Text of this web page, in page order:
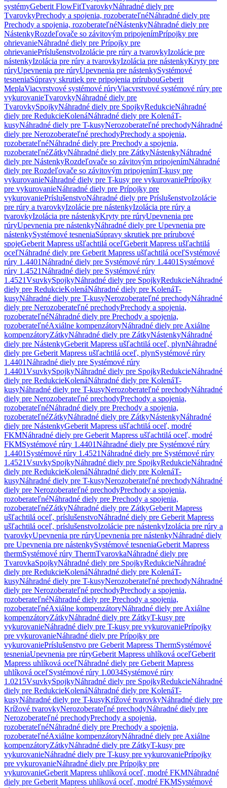
systémyGeberit FlowFitTvarovkyNáhradné diely pre
TvarovkyPrechody a spojenia, rozoberateľnéNáhradné diely pre
Prechody a spojenia, rozoberateľnéNástenkyNáhradné diely pre
NástenkyRozdeľovače so závitovým pripojenímPrípojky pre
ohrievanieNáhradné diely pre Prípojky pre
ohrievaniePríslušenstvoIzolácie pre rúry a tvarovkyIzolácie pre
nástenkyIzolácia pre rúry a tvarovkyIzolácia pre nástenkyKryty pre
rúryUpevnenia pre rúryUpevnenia pre nástenkySystémové
tesneniaSúpravy skrutiek pre pripojenia prírubouGeberit
MeplaViacvrstvové systémové rúryViacvrstvové systémové rúry pre
vykurovanieTvarovkyNáhradné diely pre
TvarovkySpojkyNáhradné diely pre SpojkyRedukcieNáhradné
diely pre RedukcieKolenáNáhradné diely pre KolenáT-
kusyNáhradné diely pre T-kusyNerozoberateľné prechodyNáhradné
diely pre Nerozoberateľné prechodyPrechody a spojenia,
rozoberateľnéNáhradné diely pre Prechody a spojenia,
rozoberateľnéZátkyNáhradné diely pre ZátkyNástenkyNáhradné
diely pre NástenkyRozdeľovače so závitovým pripojenímNáhradné
diely pre Rozdeľovače so závitovým pripojenímT-kusy pre
vykurovanieNáhradné diely pre T-kusy pre vykurovaniePrípojky
pre vykurovanieNáhradné diely pre Prípojky pre
vykurovaniePríslušenstvoNáhradné diely pre PríslušenstvoIzolácie
pre rúry a tvarovkyIzolácie pre nástenkyIzolácia pre rúry a
tvarovkyIzolácia pre nástenkyKryty pre rúryUpevnenia pre
rúryUpevnenia pre nástenkyNáhradné diely pre Upevnenia pre
nástenkySystémové tesneniaSúpravy skrutiek pre prírubové
spojeGeberit Mapress ušľachtilá oceľGeberit Mapress ušľachtilá
oceľNáhradné diely pre Geberit Mapress ušľachtilá oceľSystémové
rúry 1.4401Náhradné diely pre Systémové rúry 1.4401 Systémové
rúry 1.4521Náhradné diely pre Systémové rúry
1.4521VsuvkySpojkyNáhradné diely pre SpojkyRedukcieNáhradné
diely pre RedukcieKolenáNáhradné diely pre KolenáT-
kusyNáhradné diely pre T-kusyNerozoberateľné prechodyNáhradné
diely pre Nerozoberateľné prechodyPrechody a spojenia,
rozoberateľnéNáhradné diely pre Prechody a spojenia,
rozoberateľnéAxiálne kompenzátoryNáhradné diely pre Axiálne
kompenzátoryZátkyNáhradné diely pre ZátkyNástenkyNáhradné
diely pre NástenkyGeberit Mapress ušľachtilá oceľ, plynNáhradné
diely pre Geberit Mapress ušľachtilá oceľ, plynSystémové rúry
1.4401Náhradné diely pre Systémové rúry
1.4401VsuvkySpojkyNáhradné diely pre SpojkyRedukcieNáhradné
diely pre RedukcieKolenáNáhradné diely pre KolenáT-
kusyNáhradné diely pre T-kusyNerozoberateľné prechodyNáhradné
diely pre Nerozoberateľné prechodyPrechody a spojenia,
rozoberateľnéNáhradné diely pre Prechody a spojenia,
rozoberateľnéZátkyNáhradné diely pre ZátkyNástenkyNáhradné
diely pre NástenkyGeberit Mapress ušľachtilá oceľ, modré
FKMNáhradné diely pre Geberit Mapress ušľachtilá oceľ, modré
FKMSystémové rúry 1.4401Náhradné diely pre Systémové rúry
1.4401 Systémové rúry 1.4521Náhradné diely pre Systémové rúry
1.4521VsuvkySpojkyNáhradné diely pre SpojkyRedukcieNáhradné
diely pre RedukcieKolenáNáhradné diely pre KolenáT-
kusyNáhradné diely pre T-kusyNerozoberateľné prechodyNáhradné
diely pre Nerozoberateľné prechodyPrechody a spojenia,
rozoberateľnéNáhradné diely pre Prechody a spojenia,
rozoberateľnéZátkyNáhradné diely pre ZátkyGeberit Mapress
ušľachtilá oceľ, príslušenstvoNáhradné diely pre Geberit Mapress
ušľachtilá oceľ, príslušenstvoIzolácie pre nástenkyIzolácia pre rúry a
tvarovkyUpevnenia pre rúryUpevnenia pre nástenkyNáhradné diely
pre Upevnenia pre nástenkySystémové tesneniaGeberit Mapress
thermSystémové rúry ThermTvarovkaNáhradné diely pre
TvarovkaSpojkyNáhradné diely pre SpojkyRedukcieNáhradné
diely pre RedukcieKolenáNáhradné diely pre KolenáT-
kusyNáhradné diely pre T-kusyNerozoberateľné prechodyNáhradné
diely pre Nerozoberateľné prechodyPrechody a spojenia,
rozoberateľnéNáhradné diely pre Prechody a spojenia,
rozoberateľnéAxiálne kompenzátoryNáhradné diely pre Axiálne
kompenzátoryZátkyNáhradné diely pre ZátkyT-kusy pre
vykurovanieNáhradné diely pre T-kusy pre vykurovaniePrípojky
pre vykurovanieNáhradné diely pre Prípojky pre
vykurovaniePríslušenstvo pre Geberit Mapress ThermSystémové
tesneniaUpevnenia pre rúryGeberit Mapress uhlíková oceľGeberit
Mapress uhlíková oceľNáhradné diely pre Geberit Mapress
uhlíková oceľSystémové rúry 1.0034Systémové rúry
1.0215VsuvkySpojkyNáhradné diely pre SpojkyRedukcieNáhradné
diely pre RedukcieKolenáNáhradné diely pre KolenáT-
kusyNáhradné diely pre T-kusyKrížové tvarovkyNáhradné diely pre
Krížové tvarovkyNerozoberateľné prechodyNáhradné diely pre
Nerozoberateľné prechodyPrechody a spojenia,
rozoberateľnéNáhradné diely pre Prechody a spojenia,
rozoberateľnéAxiálne kompenzátoryNáhradné diely pre Axiálne
kompenzátoryZátkyNáhradné diely pre ZátkyT-kusy pre
vykurovanieNáhradné diely pre T-kusy pre vykurovaniePrípojky
pre vykurovanieNáhradné diely pre Prípojky pre
vykurovanieGeberit Mapress uhlíková oceľ, modré FKMNáhradné
diely pre Geberit Mapress uhlíková oceľ, modré FKMSystémové